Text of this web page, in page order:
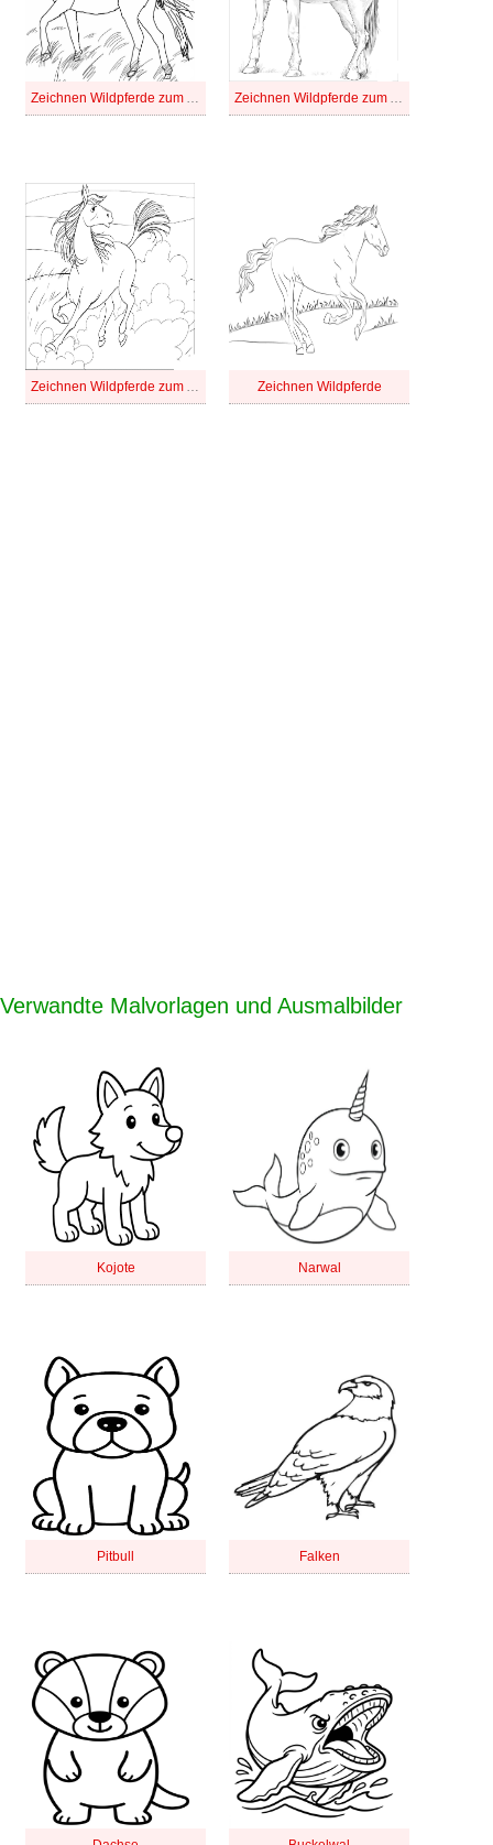
Zeichnen Wildpferde zum Ausdrucken bei Kindern Zeichnen Wildpferde zum Ausdrucken für Kinder
Zeichnen Wildpferde zum Ausdrucken Zeichnen Wildpferde
Verwandte Malvorlagen und Ausmalbilder
Kojote Narwal
Pitbull Falken